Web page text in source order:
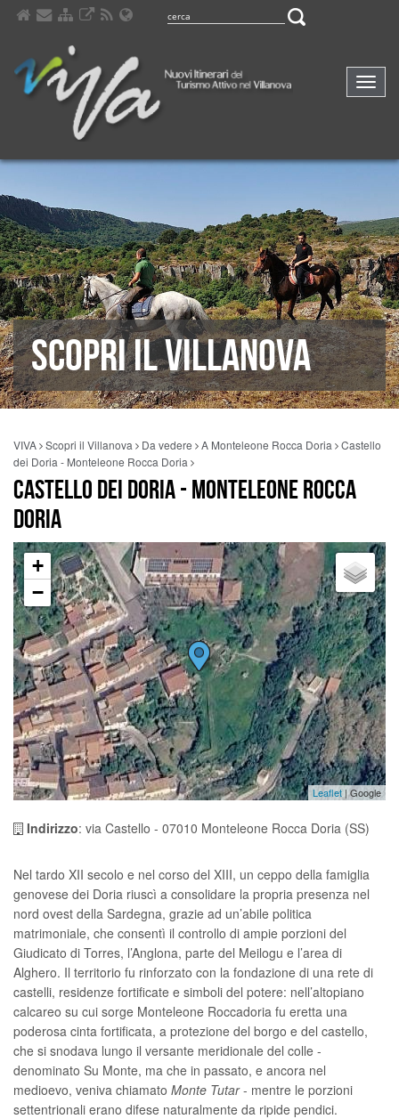
SCOPRI IL VILLANOVA
VIVA Scopri il Villanova Da vedere A Monteleone Rocca Doria
Castello
dei Doria - Monteleone Rocca Doria
CASTELLO DEI DORIA - MONTELEONE ROCCA
DORIA
+
−
Leaflet | Google
Indirizzo: via Castello - 07010 Monteleone Rocca Doria (SS)
Nel tardo XII secolo e nel corso del XIII, un ceppo della famiglia
genovese dei Doria riuscì a consolidare la propria presenza nel
nord ovest della Sardegna, grazie ad un’abile politica
matrimoniale, che consentì il controllo di ampie porzioni del
Giudicato di Torres, l’Anglona, parte del Meilogu e l’area di
Alghero. Il territorio fu rinforzato con la fondazione di una rete di
castelli, residenze fortificate e simboli del potere: nell’altopiano
calcareo su cui sorge Monteleone Roccadoria fu eretta una
poderosa cinta fortificata, a protezione del borgo e del castello,
che si snodava lungo il versante meridionale del colle -
denominato Su Monte, ma che in passato, e ancora nel
medioevo, veniva chiamato Monte Tutar- mentre le porzioni
settentrionali erano difese naturalmente da ripide pendici.